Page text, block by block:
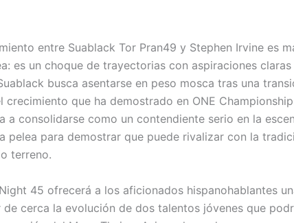
entre Suablack Tor Pran49 y Stephen Irvine es
es un choque de trayectorias con aspiraciones
busca asentarse en peso mosca tras una
crecimiento que ha demostrado en ONE
a consolidarse como un contendiente serio en la
pelea para demostrar que puede rivalizar con la
terreno.
45 ofrecerá a los aficionados hispanohablantes
de cerca la evolución de dos talentos jóvenes que